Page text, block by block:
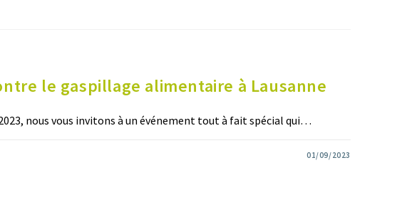
le gaspillage alimentaire à Lausanne
nous vous invitons à un événement tout à fait spécial qui…
01/09/2023